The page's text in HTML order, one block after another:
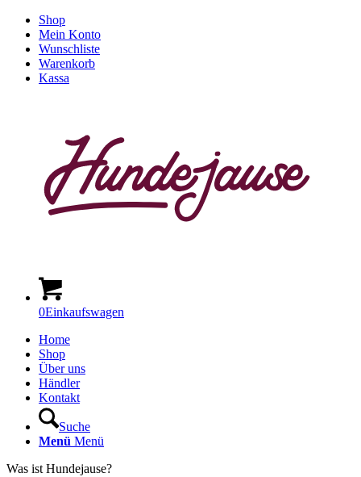
Shop
Mein Konto
Wunschliste
Warenkorb
Kassa
0Einkaufswagen
Home
Shop
Über uns
Händler
Kontakt
Suche
Menü Menü
Was ist Hundejause?